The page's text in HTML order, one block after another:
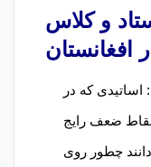
و کلاس
افغانستان
: اساتیدی که در
نقاط ضعف رایج
چطور روی